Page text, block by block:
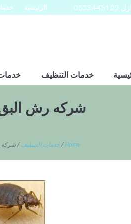
الرئيسية
خدمات التنظيف
شركه رش البق
Home
/خدمات التنظيف /شركه